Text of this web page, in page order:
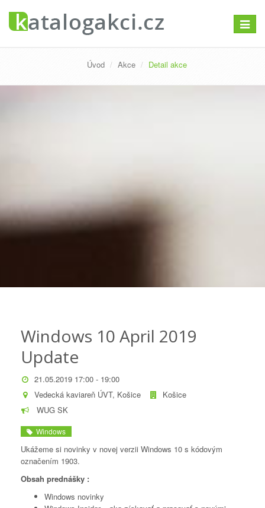
Úvod Akce Detail akce
Windows 10 April 2019
Update
21.05.2019 17:00 - 19:00
Vedecká kaviareň ÚVT, Košice
Košice
WUG SK
Windows
Ukážeme si novinky v novej verzii Windows 10 s kódovým
označením 1903.
Obsah prednášky :
Windows novinky